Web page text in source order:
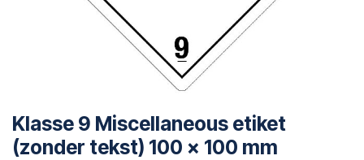
Klasse 9 Miscellaneous etiket
(zonder tekst) 100 x 100 mm